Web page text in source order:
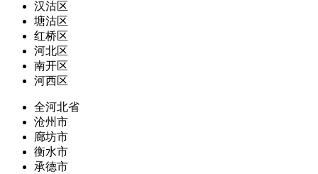
汉沽区
塘沽区
红桥区
河北区
南开区
河西区
全河北省
沧州市
廊坊市
衡水市
承德市